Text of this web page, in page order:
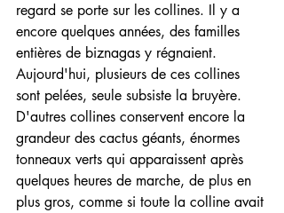
regard se porte sur les collines. Il y a
encore quelques années, des familles
entières de biznagas y régnaient.
Aujourd'hui, plusieurs de ces collines
sont pelées, seule subsiste la bruyère.
D'autres collines conservent encore la
grandeur des cactus géants, énormes
tonneaux verts qui apparaissent après
quelques heures de marche, de plus en
plus gros, comme si toute la colline avait